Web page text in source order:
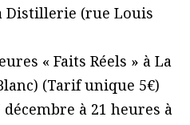
Distillerie (rue Louis
« Faits Réels » à La
(Tarif unique 5€)
à 21 heures à